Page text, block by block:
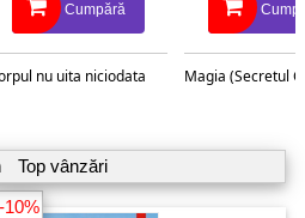
Cumpără
nu uita niciodata Magia (Secretul
Top vânzări
-10%